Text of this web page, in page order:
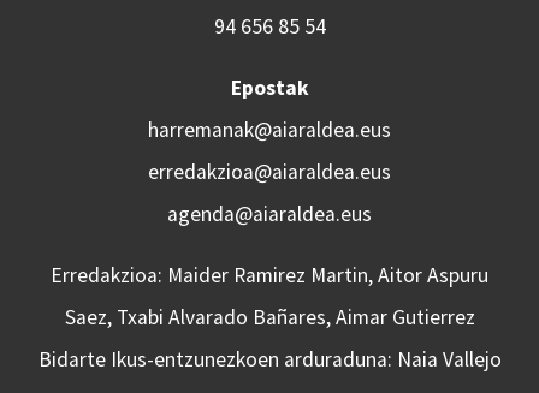
94 656 85 54
Epostak
harremanak@aiaraldea.eus
erredakzioa@aiaraldea.eus
agenda@aiaraldea.eus
Erredakzioa: Maider Ramirez Martin, Aitor Aspuru
Saez, Txabi Alvarado Bañares, Aimar Gutierrez
Bidarte Ikus-entzunezkoen arduraduna: Naia Vallejo